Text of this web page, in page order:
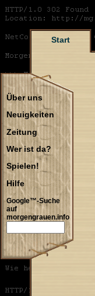
Start
Über uns
Neuigkeiten
Zeitung
Wer ist da?
Spielen!
Hilfe
Google™-Suche
auf
morgengrauen.info